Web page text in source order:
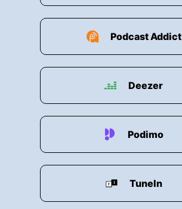
Podcast Addict
Deezer
Podimo
TuneIn